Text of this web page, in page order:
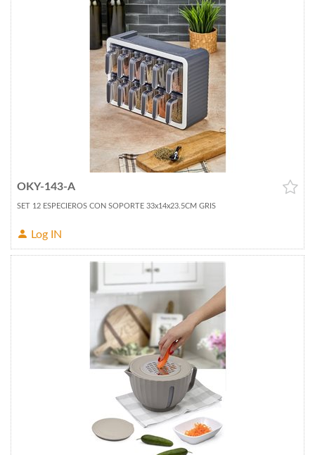
OKY-143-A
SET 12 ESPECIEROS CON SOPORTE 33x14x23.5CM GRIS
Log IN